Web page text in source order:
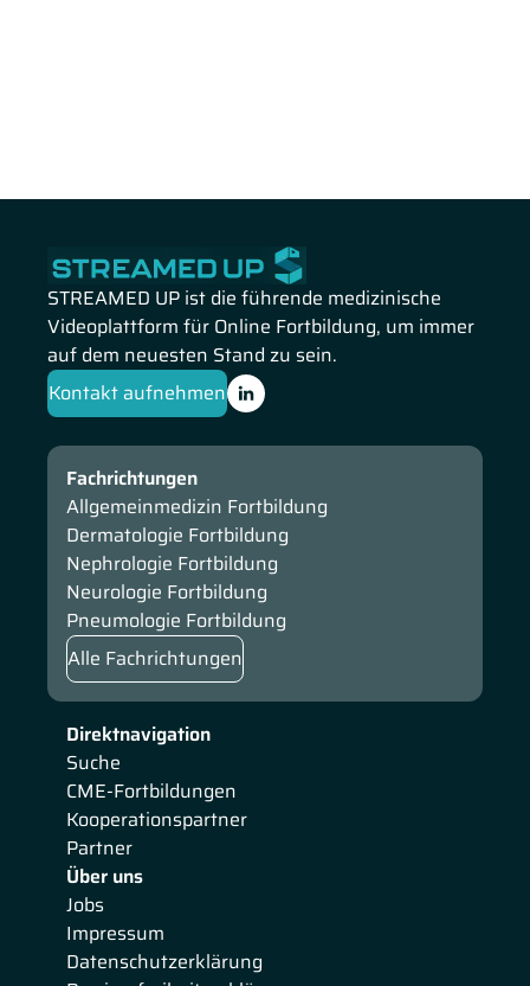
STREAMED UP ist die führende medizinische
Videoplattform für Online Fortbildung, um immer
auf dem neuesten Stand zu sein.
Kontakt aufnehmen
Direktnavigation
Suche
CME-Fortbildungen
Kooperationspartner
Partner
Über uns
Jobs
Impressum
Datenschutzerklärung
Fachrichtungen
Allgemeinmedizin Fortbildung
Dermatologie Fortbildung
Nephrologie Fortbildung
Neurologie Fortbildung
Pneumologie Fortbildung
Alle Fachrichtungen